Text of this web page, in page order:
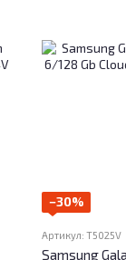
−30%
Артикул: T5025V
Samsung